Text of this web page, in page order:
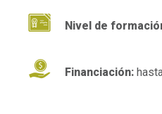
Nivel de
Financiación: